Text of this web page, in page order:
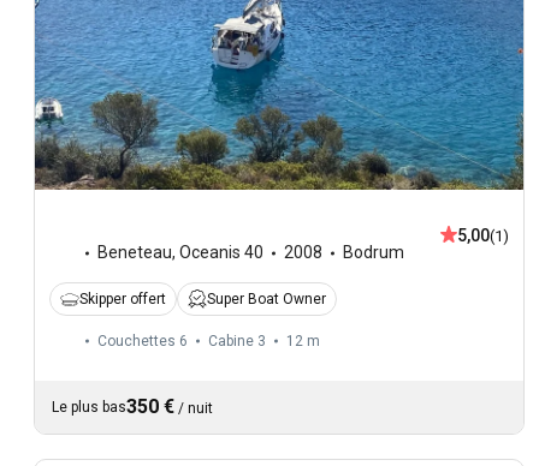
Beneteau, Oceanis 40 2008 Bodrum
5,00(1)
Skipper offert Super Boat Owner
Couchettes 6 Cabine 3 12 m
Le plus bas350 € / nuit